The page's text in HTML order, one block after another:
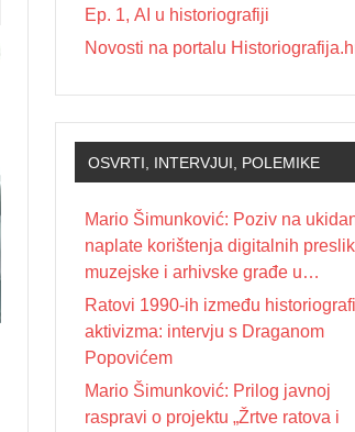
Ep. 1, AI u historiografiji
Novosti na portalu
OSVRTI, INTERVJUI, POLEMIKE
Mario Šimunković: Poziv na
naplate korištenja digitalnih
muzejske i arhivske građe u
nekomercijalne svrhe
Ratovi 1990-ih između
aktivizma: intervju s Draganom
Popovićem
Mario Šimunković: Prilog javnoj
raspravi o projektu „Žrtve ratova i